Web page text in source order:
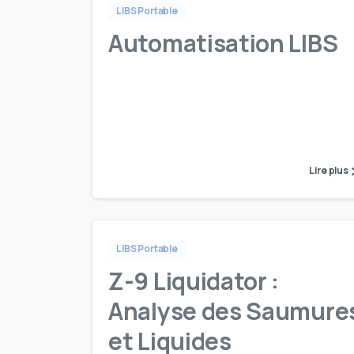
LIBS Portable
Automatisation LIBS
Lire plus
LIBS Portable
Z-9 Liquidator :
Analyse des
et Liquides